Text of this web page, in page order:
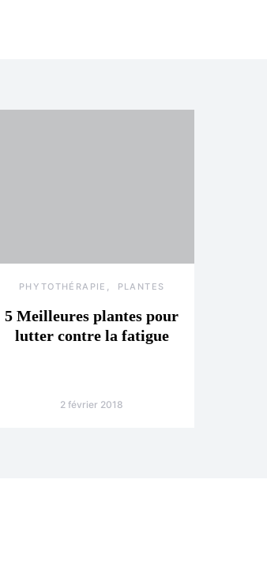
PHYTOTHÉRAPIE PLANTES
5 Meilleures plantes pour
lutter contre la fatigue
2 février 2018